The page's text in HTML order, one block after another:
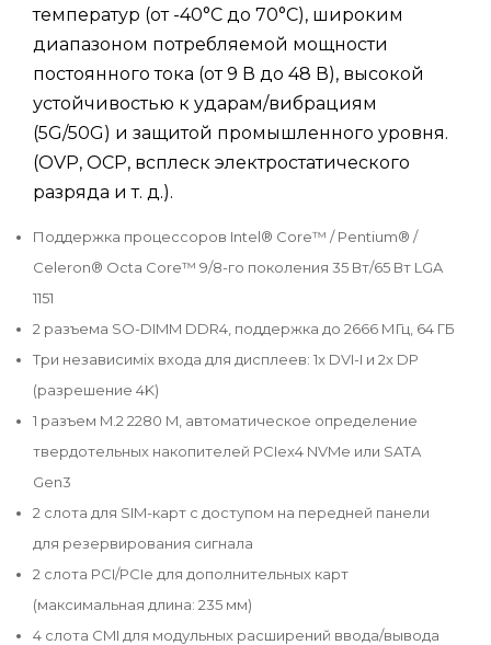
температур (от -40°C до 70°C), широким
диапазоном потребляемой мощности
постоянного тока (от 9 В до 48 В), высокой
устойчивостью к ударам/вибрациям
(5G/50G) и защитой промышленного уровня.
(OVP, OCP, всплеск электростатического
разряда и т. д.).
Поддержка процессоров Intel® Core™ / Pentium® /
Celeron® Octa Core™ 9/8-го поколения 35 Вт/65 Вт LGA
1151
2 разъема SO-DIMM DDR4, поддержка до 2666 МГц, 64 ГБ
Три независиміх входа для дисплеев: 1x DVI-I и 2x DP
(разрешение 4K)
1 разъем M.2 2280 M, автоматическое определение
твердотельных накопителей PCIex4 NVMe или SATA
Gen3
2 слота для SIM-карт с доступом на передней панели
для резервирования сигнала
2 слота PCI/PCIe для дополнительных карт
(максимальная длина: 235 мм)
4 слота CMI для модульных расширений ввода/вывода